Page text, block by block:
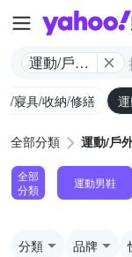
運動/戶外/
/寢具/收納/修繕
全部分類 運動/戶
全部
分類
運動男鞋
分類 品牌